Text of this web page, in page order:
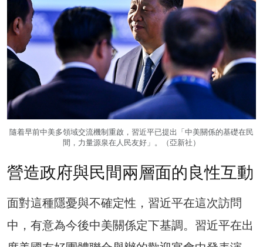
隨着早前中美多領域交流機制重啟，習近平已提出「中美關係的基礎在民
間，力量源泉在人民友好」。（亞新社）
營造政府與民間兩層面的良性互動
面對這種隱憂與不確定性，習近平在這次訪問
中，有意為今後中美關係定下基調。習近平在出